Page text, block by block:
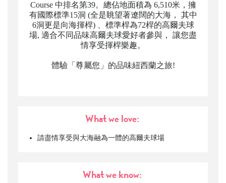
Course 中排名第39。總佔地面積為 6,510米，擁
有國際標準15洞 (全是眺望著遼闊的大海， 其中
6洞更是向海揮桿) 、標準桿為72桿的高爾夫球
場, 適合不同品味高爾夫球愛好者參與， 讓您盡
情享受揮桿樂趣。
體驗「尊屬您」的品味紐西蘭之旅!
What we love:
請盡情享受與大海融為一體的高爾夫球場
What we know: